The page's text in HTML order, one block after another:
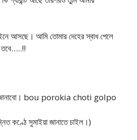
আসছে। আমি তোমার দেহের স্বাধ পেলে
তবে…..!!
জানাবো। bou porokia choti golpo
কণ্ঠে সুমাইয়া জানাতে চাইল।)